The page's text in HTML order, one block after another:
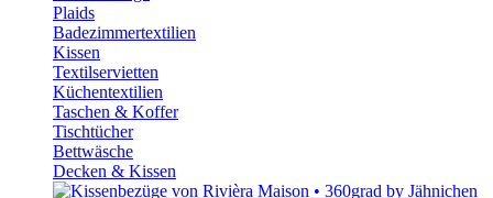
Plaids
Badezimmertextilien
Kissen
Textilservietten
Küchentextilien
Taschen & Koffer
Tischtücher
Bettwäsche
Decken & Kissen